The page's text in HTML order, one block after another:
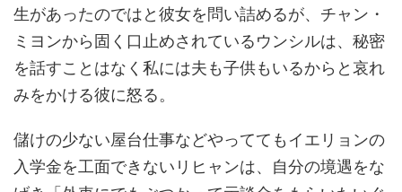
生があったのではと彼女を問い詰めるが、チャン・
ミヨンから固く口止めされているウンシルは、秘密
を話すことはなく私には夫も子供もいるからと哀れ
みをかける彼に怒る。
儲けの少ない屋台仕事などやっててもイエリョンの
入学金を工面できないリヒャンは、自分の境遇をな